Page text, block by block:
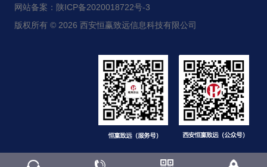
网站备案：陕ICP备2020018722号-3
版权所有 © 2026 西安恒赢致远信息科技有限公司